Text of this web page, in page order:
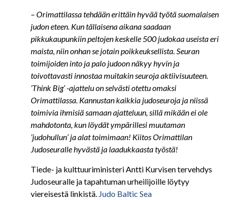
– Orimattilassa tehdään erittäin hyvää työtä suomalaisen
judon eteen. Kun tällaisena aikana saadaan
pikkukaupunkiin peltojen keskelle 500 judokaa useista eri
maista, niin onhan se jotain poikkeuksellista. Seuran
toimijoiden into ja palo judoon näkyy hyvin ja
toivottavasti innostaa muitakin seuroja aktiivisuuteen.
’Think Big’ -ajattelu on selvästi otettu omaksi
Orimattilassa. Kannustan kaikkia judoseuroja ja niissä
toimivia ihmisiä samaan ajatteluun, sillä mikään ei ole
mahdotonta, kun löydät ympärillesi muutaman
’judohullun’ ja alat toimimaan! Kiitos Orimattilan
Judoseuralle hyvästä ja laadukkaasta työstä!
Tiede- ja kulttuuriministeri Antti Kurvisen tervehdys
Judoseuralle ja tapahtuman urheilijoille löytyy
viereisestä linkistä. Judo Baltic Sea